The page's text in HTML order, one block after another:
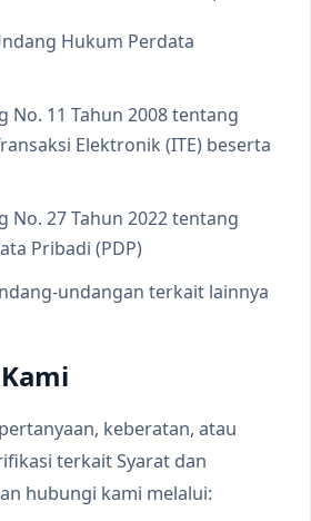
Hukum Perdata
No. 11 Tahun 2008 tentang
Elektronik (ITE) beserta
No. 27 Tahun 2022 tentang
Pribadi (PDP)
undangan terkait lainnya
keberatan, atau
terkait Syarat dan
hubungi kami melalui: